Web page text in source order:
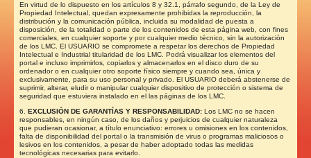
En virtud de lo dispuesto en los artículos 8 y 32.1, párrafo segundo, de la Ley de
Propiedad Intelectual, quedan expresamente prohibidas la reproducción, la
distribución y la comunicación pública, incluida su modalidad de puesta a
disposición, de la totalidad o parte de los contenidos de esta página web, con fines
comerciales, en cualquier soporte y por cualquier medio técnico, sin la autorización
de los LMC. El USUARIO se compromete a respetar los derechos de Propiedad
Intelectual e Industrial titularidad de los LMC. Podrá visualizar los elementos del
portal e incluso imprimirlos, copiarlos y almacenarlos en el disco duro de su
ordenador o en cualquier otro soporte físico siempre y cuando sea, única y
exclusivamente, para su uso personal y privado. El USUARIO deberá abstenerse de
suprimir, alterar, eludir o manipular cualquier dispositivo de protección o sistema de
seguridad que estuviera instalado en el las páginas de los LMC.
6.
EXCLUSIÓN DE GARANTÍAS Y RESPONSABILIDAD:Los LMC no se hacen
responsables, en ningún caso, de los daños y perjuicios de cualquier naturaleza
que pudieran ocasionar, a título enunciativo: errores u omisiones en los contenidos,
falta de disponibilidad del portal o la transmisión de virus o programas maliciosos o
lesivos en los contenidos, a pesar de haber adoptado todas las medidas
tecnológicas necesarias para evitarlo.